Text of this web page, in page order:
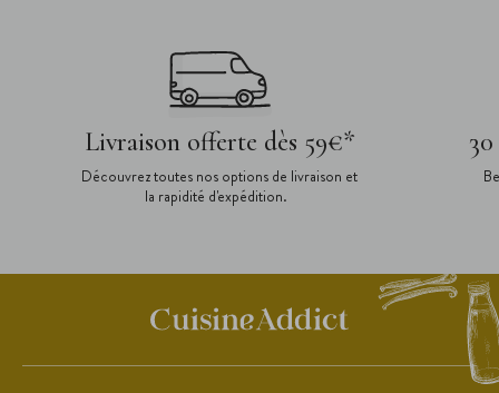
Livraison offerte dès 59€*
Découvrez toutes nos options de livraison et
la rapidité d'expédition.